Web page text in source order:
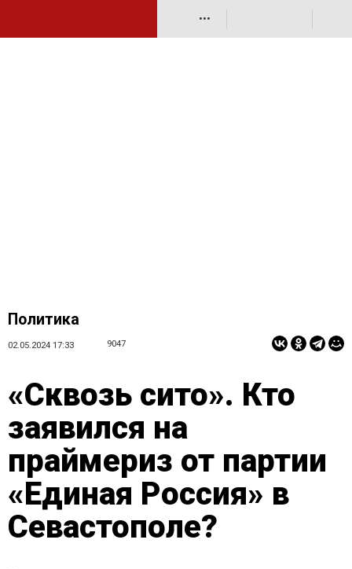
•••
Политика
02.05.2024 17:33 9047
«Сквозь сито». Кто
заявился на
праймериз от партии
«Единая Россия» в
Севастополе?